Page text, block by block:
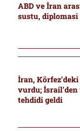
ABD ve İran
sustu, diplomasi
İran,
vurdu; İsrail’den
tehdidi geldi